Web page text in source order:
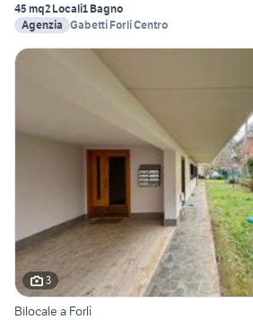
45 mq2 Locali1 Bagno
Agenzia Gabetti Forli Centro
3
Bilocale a Forlì